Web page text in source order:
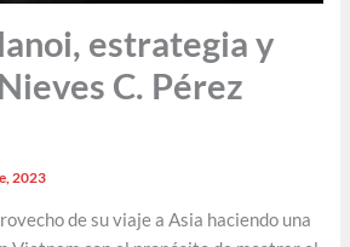
estrategia y
C. Pérez
2023
de su viaje a Asia haciendo una